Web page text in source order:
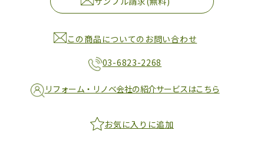
この商品についてのお問い合わせ
03-6823-2268
リフォーム・リノベ会社の紹介サービスはこちら
お気に入りに追加